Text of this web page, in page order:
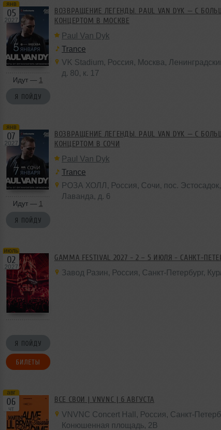
янв
05
2027
Идут — 1
Я ПОЙДУ
ВОЗВРАЩЕНИЕ ЛЕГЕНДЫ. PAUL VAN DYK — С
КОНЦЕРТОМ В МОСКВЕ
Paul Van Dyk
Trance
VK Stadium, Россия , Москва,
д. 80, к. 17
янв
07
2027
Идут — 1
Я ПОЙДУ
ВОЗВРАЩЕНИЕ ЛЕГЕНДЫ. PAUL VAN DYK — С
КОНЦЕРТОМ В СОЧИ
Paul Van Dyk
Trance
РОЗА ХОЛЛ , Россия , Сочи, пос.
Лаванда, д. 6
июль
02
2027
Я ПОЙДУ
БИЛЕТЫ
GAMMA FESTIVAL 2027 - 2 – 5 ИЮЛЯ - САНКТ-
Завод Разин, Россия , Санкт-Петербург,
авг
06
чт
ВСЕ СВОИ | VNVNC | 6 АВГУСТА
VNVNC Concert Hall , Россия , Санкт-
Конюшенная площадь, 2B